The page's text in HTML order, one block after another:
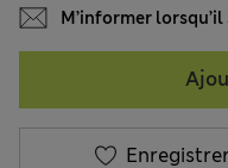
M’informer